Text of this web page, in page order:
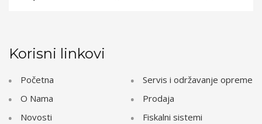
Korisni linkovi
Početna
O Nama
Novosti
Servis i održavanje opreme
Prodaja
Fiskalni sistemi